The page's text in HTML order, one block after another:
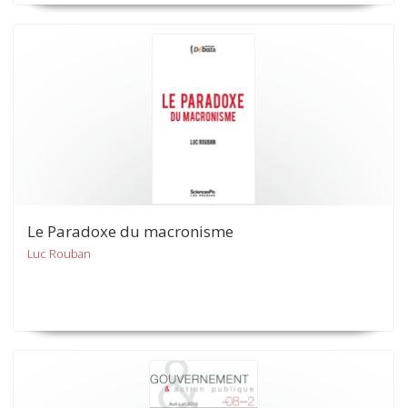
Le Paradoxe du macronisme
Luc Rouban